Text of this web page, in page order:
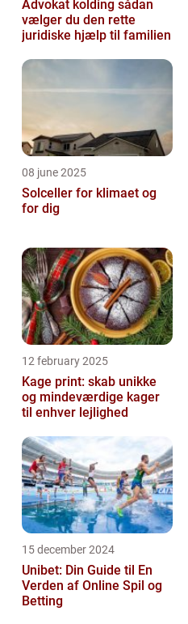
Advokat kolding sådan
vælger du den rette
juridiske hjælp til familien
08 june 2025
Solceller for klimaet og
for dig
12 february 2025
Kage print: skab unikke
og mindeværdige kager
til enhver lejlighed
15 december 2024
Unibet: Din Guide til En
Verden af Online Spil og
Betting